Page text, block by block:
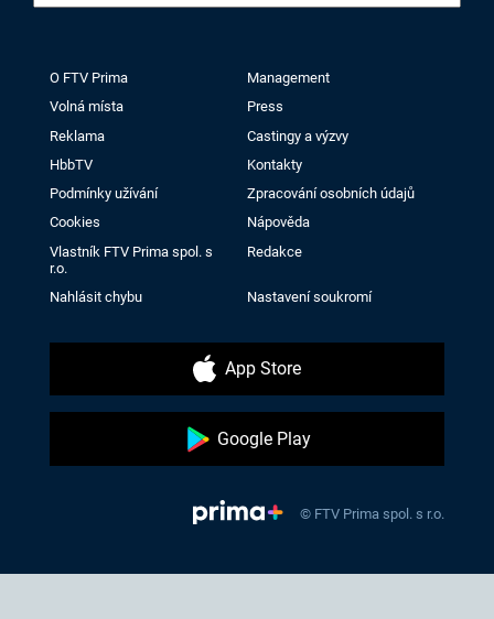
O FTV Prima
Management
Volná místa
Press
Reklama
Castingy a výzvy
HbbTV
Kontakty
Podmínky užívání
Zpracování osobních údajů
Cookies
Nápověda
Vlastník FTV Prima spol. s
r.o.
Redakce
Nahlásit chybu Nastavení soukromí
App Store
Google Play
© FTV Prima spol. s r.o.